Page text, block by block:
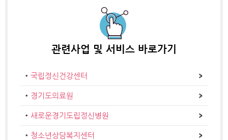
관련사업 및 서비스 바로가기
국립정신건강센터
경기도의료원
새로운경기도립정신병원
청소년상담복지센터